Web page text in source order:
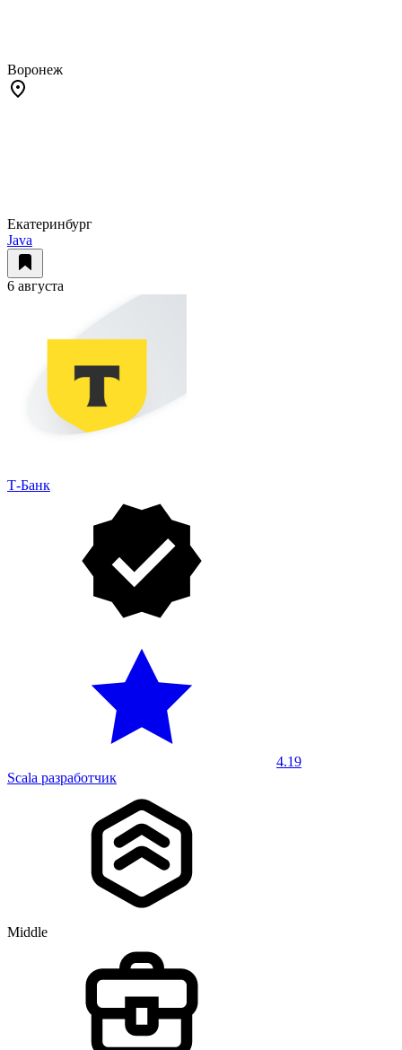
Воронеж
Екатеринбург
Java
6 августа
Т-Банк
4.19
Scala разработчик
Middle